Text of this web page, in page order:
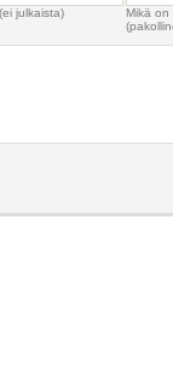
julkaista)
Mikä